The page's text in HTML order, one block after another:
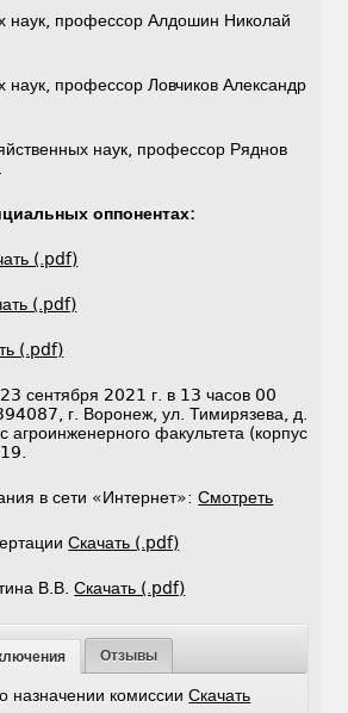
наук, профессор Алдошин Николай
наук, профессор Ловчиков Александр
наук, профессор Ряднов
оппонентах:
(.pdf)
(.pdf)
(.pdf)
сентября 2021 г. в 13 часов 00
г. Воронеж, ул. Тимирязева, д.
агроинженерного факультета (корпус
в сети «Интернет»:Смотреть
Скачать (.pdf)
В.В.Скачать (.pdf)
Отзывы
назначении комиссииСкачать